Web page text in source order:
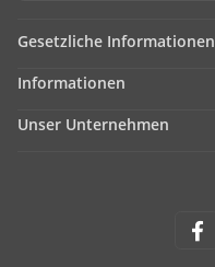
Gesetzliche Informationen
Informationen
Unser Unternehmen